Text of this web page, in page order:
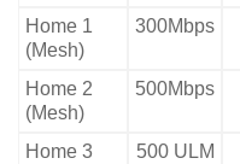
Home 1
(Mesh)
300Mbps
Home 2
(Mesh)
500Mbps
Home 3
500 ULM